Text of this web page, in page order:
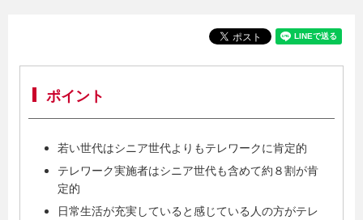
ポイント
若い世代はシニア世代よりもテレワークに肯定的
テレワーク実施者はシニア世代も含めて約８割が肯
定的
日常生活が充実していると感じている人の方がテレ